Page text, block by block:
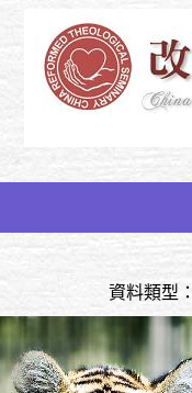
資料類型：